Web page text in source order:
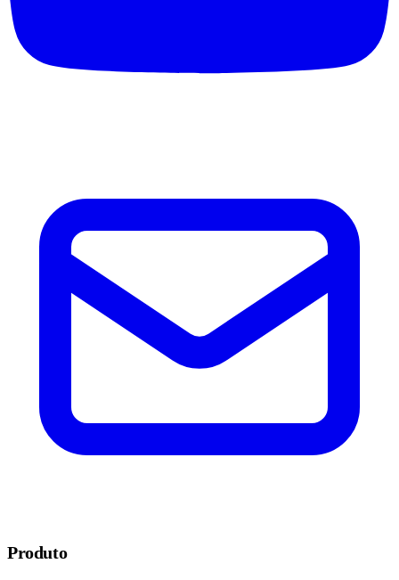
Produto